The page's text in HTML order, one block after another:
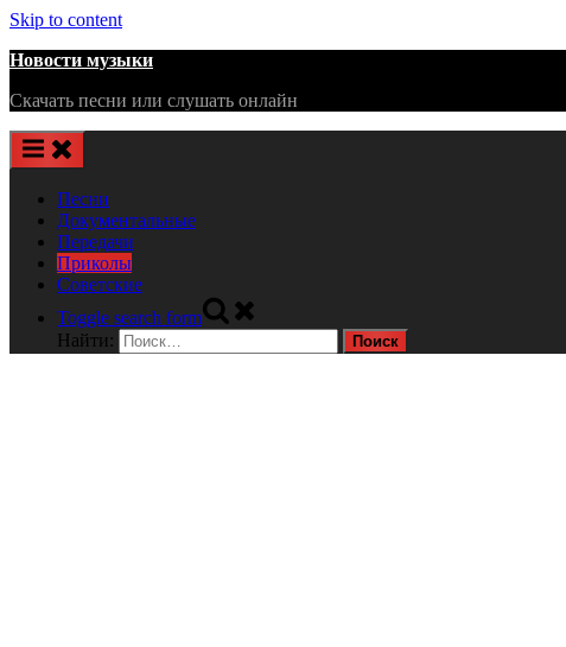
Skip to content
Новости музыки
Скачать песни или слушать онлайн
Песни
Документальные
Передачи
Приколы
Советские
Toggle search form
Найти: